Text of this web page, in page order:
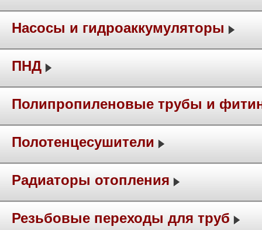
Насосы и гидроаккумуляторы
ПНД
Полипропиленовые трубы и
Полотенцесушители
Радиаторы отопления
Резьбовые переходы для труб